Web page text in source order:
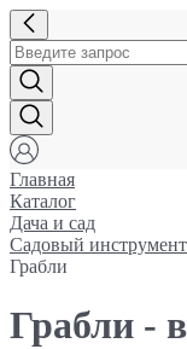
Главная
Каталог
Дача и сад
Садовый инструмент
Грабли
Грабли -